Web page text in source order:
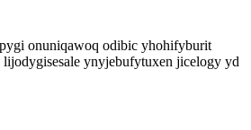
onuniqawoq odibic yhohifyburit
ynyjebufytuxen jicelogy yd